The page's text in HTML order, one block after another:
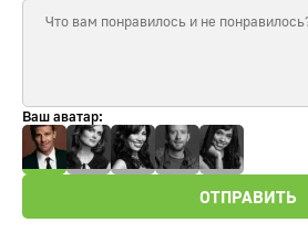
Ваш аватар:
ОТПРАВИТЬ